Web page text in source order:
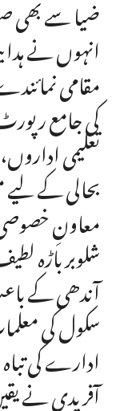
ضیا سے بھی
انہوں نے
مقامی
کی جامع
تعلیمی
بحالی کے
معاونِ
شلوبر باڑہ
آندھی کے
سکول کی
ادارے کی
آفریدی نے